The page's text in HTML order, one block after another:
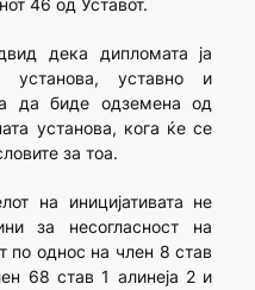
46 од Уставот.
дека дипломата ја
установа, уставно и
да биде одземена од
установа, кога ќе се
за тоа.
на иницијативата не
за несогласност на
по однос на член 8 став
68 став 1 алинеја 2 и